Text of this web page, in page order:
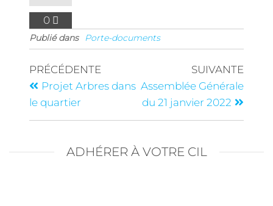
0
Publié dans Porte-documents
PRÉCÉDENTE
Projet Arbres dans
le quartier
SUIVANTE
Assemblée Générale
du 21 janvier 2022
ADHÉRER À VOTRE CIL